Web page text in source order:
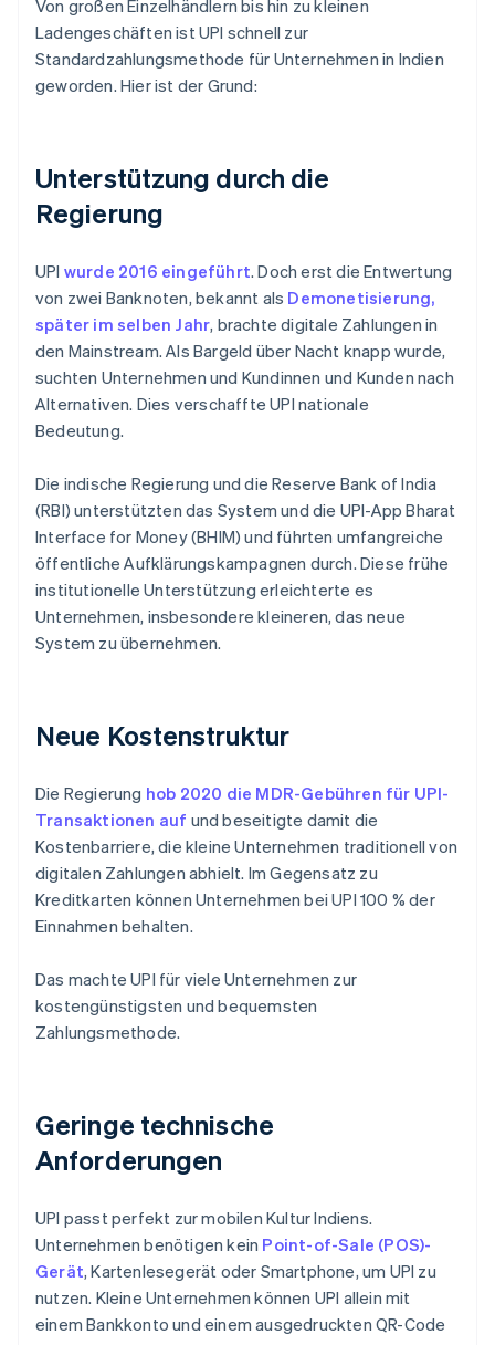
Von großen Einzelhändlern bis hin zu kleinen
Ladengeschäften ist UPI schnell zur
Standardzahlungsmethode für Unternehmen in Indien
geworden. Hier ist der Grund:
Unterstützung durch die
Regierung
UPI wurde 2016 eingeführt. Doch erst die Entwertung
von zwei Banknoten, bekannt als Demonetisierung,
später im selben Jahr, brachte digitale Zahlungen in
den Mainstream. Als Bargeld über Nacht knapp wurde,
suchten Unternehmen und Kundinnen und Kunden nach
Alternativen. Dies verschaffte UPI nationale
Bedeutung.
Die indische Regierung und die Reserve Bank of India
(RBI) unterstützten das System und die UPI-App Bharat
Interface for Money (BHIM) und führten umfangreiche
öffentliche Aufklärungskampagnen durch. Diese frühe
institutionelle Unterstützung erleichterte es
Unternehmen, insbesondere kleineren, das neue
System zu übernehmen.
Neue Kostenstruktur
Die Regierung hob 2020 die MDR-Gebühren für UPI-
Transaktionen auf und beseitigte damit die
Kostenbarriere, die kleine Unternehmen traditionell von
digitalen Zahlungen abhielt. Im Gegensatz zu
Kreditkarten können Unternehmen bei UPI 100 % der
Einnahmen behalten.
Das machte UPI für viele Unternehmen zur
kostengünstigsten und bequemsten
Zahlungsmethode.
Geringe technische
Anforderungen
UPI passt perfekt zur mobilen Kultur Indiens.
Unternehmen benötigen kein Point-of-Sale (POS)-
Gerät, Kartenlesegerät oder Smartphone, um UPI zu
nutzen. Kleine Unternehmen können UPI allein mit
einem Bankkonto und einem ausgedruckten QR-Code